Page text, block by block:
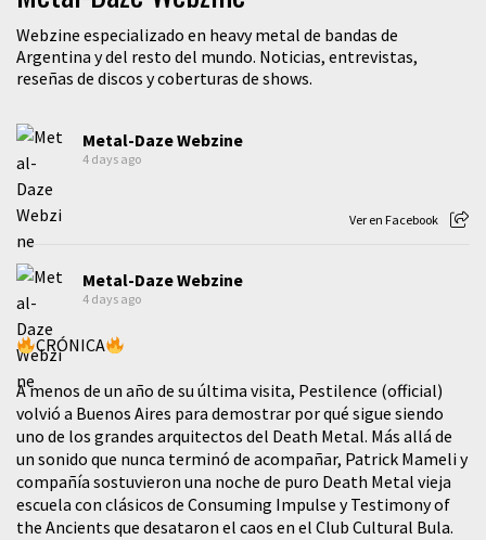
Webzine especializado en heavy metal de bandas de
Argentina y del resto del mundo. Noticias, entrevistas,
reseñas de discos y coberturas de shows.
Metal-Daze Webzine
4 days ago
Ver en Facebook
Metal-Daze Webzine
4 days ago
CRÓNICA
A menos de un año de su última visita, Pestilence (official)
volvió a Buenos Aires para demostrar por qué sigue siendo
uno de los grandes arquitectos del Death Metal. Más allá de
un sonido que nunca terminó de acompañar, Patrick Mameli y
compañía sostuvieron una noche de puro Death Metal vieja
escuela con clásicos de Consuming Impulse y Testimony of
the Ancients que desataron el caos en el Club Cultural Bula.